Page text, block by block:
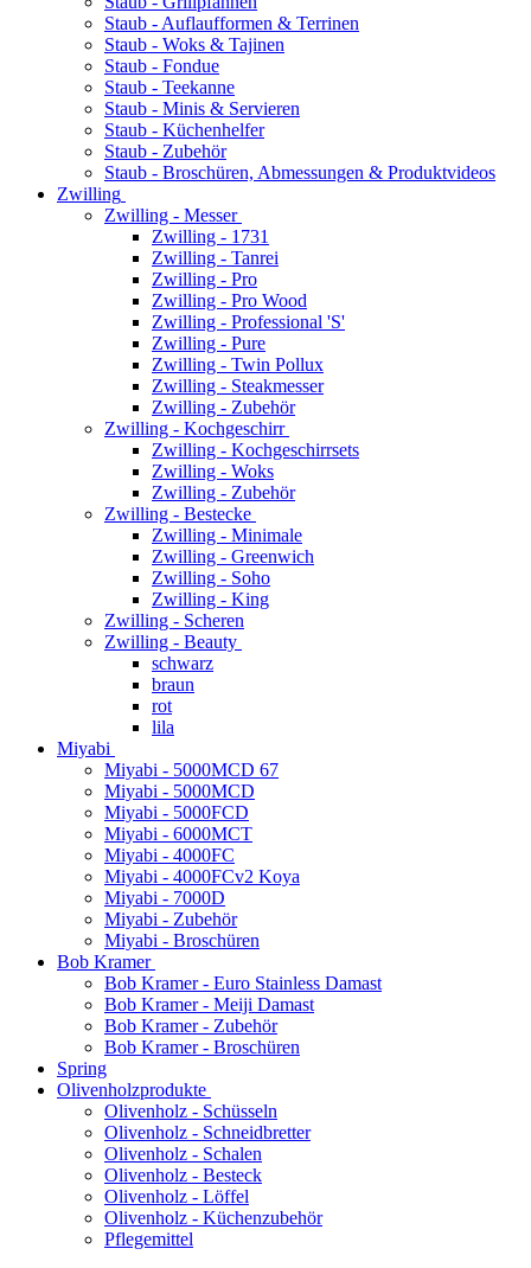
Staub - Auflaufformen & Terrinen
Staub - Woks & Tajinen
Staub - Fondue
Staub - Teekanne
Staub - Minis & Servieren
Staub - Küchenhelfer
Staub - Zubehör
Staub - Broschüren, Abmessungen & Produktvideos
Zwilling
Zwilling - Messer
Zwilling - 1731
Zwilling - Tanrei
Zwilling - Pro
Zwilling - Pro Wood
Zwilling - Professional 'S'
Zwilling - Pure
Zwilling - Twin Pollux
Zwilling - Steakmesser
Zwilling - Zubehör
Zwilling - Kochgeschirr
Zwilling - Kochgeschirrsets
Zwilling - Woks
Zwilling - Zubehör
Zwilling - Bestecke
Zwilling - Minimale
Zwilling - Greenwich
Zwilling - Soho
Zwilling - King
Zwilling - Scheren
Zwilling - Beauty
schwarz
braun
rot
lila
Miyabi
Miyabi - 5000MCD 67
Miyabi - 5000MCD
Miyabi - 5000FCD
Miyabi - 6000MCT
Miyabi - 4000FC
Miyabi - 4000FCv2 Koya
Miyabi - 7000D
Miyabi - Zubehör
Miyabi - Broschüren
Bob Kramer
Bob Kramer - Euro Stainless Damast
Bob Kramer - Meiji Damast
Bob Kramer - Zubehör
Bob Kramer - Broschüren
Spring
Olivenholzprodukte
Olivenholz - Schüsseln
Olivenholz - Schneidbretter
Olivenholz - Schalen
Olivenholz - Besteck
Olivenholz - Löffel
Olivenholz - Küchenzubehör
Pflegemittel